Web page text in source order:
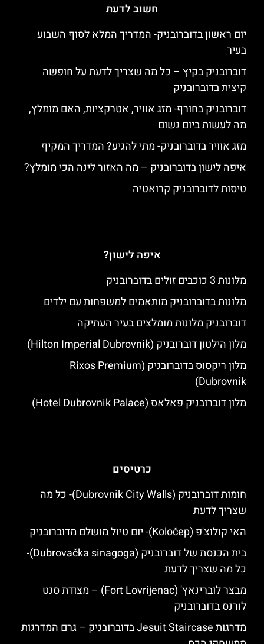
חשוב לדעת
יום ראשון בדוברובניק- המדריך המלא לסוף השבוע
בעיר
דוברובניק בקיץ – כל מה שצריך לדעת על חופשה
קיצית בדוברובניק
דוברובניק בחורף- מזג אוויר, אטרקציות, האם מומלץ,
מה לעשות ביום גשום
מזג אוויר בדוברובניק- מתי להגיע? המדריך המקיף
איפה לישון בדוברובניק – מה האזור לינה הכי מומלץ?
טיסות לדוברובניק קרואטיה
איפה לישון?
מלונות 3 כוכבים זולים בדוברובניק
מלונות בדוברובניק מותאמים למשפחות עם ילדים
דוברובניק מלונות מומלצים בעיר העתיקה
מלון הילטון דוברובניק (Hilton Imperial Dubrovnik)
מלון ריקסוס בדוברובניק (Rixos Premium
Dubrovnik)
מלון דוברובניק פאלאס (Hotel Dubrovnik Palace)
כרטיסים
חומות דוברובניק (Dubrovnik City Walls)- כל מה
שצריך לדעת
האי קולוצ'פ (Koločep)- יום טיול מושלם מדוברובניק
בית הכנסת של דוברובניק (Dubrovačka sinagoga)-
כל מה שצריך לדעת
מבצר לוברינאץ' (Fort Lovrijenac) – מצודת סנט
לורנס בדוברובניק
מדרגות Jesuit Staircase בדוברובניק – גרם המדרגות